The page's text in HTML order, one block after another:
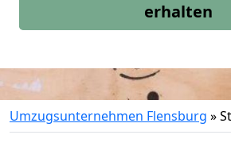
erhalten
Umzugsunternehmen Flensburg »